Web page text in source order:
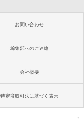
お問い合わせ
編集部へのご連絡
会社概要
特定商取引法に基づく表示